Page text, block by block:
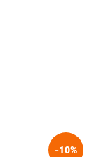
-10%